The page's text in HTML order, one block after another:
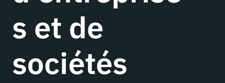
s et de
sociétés